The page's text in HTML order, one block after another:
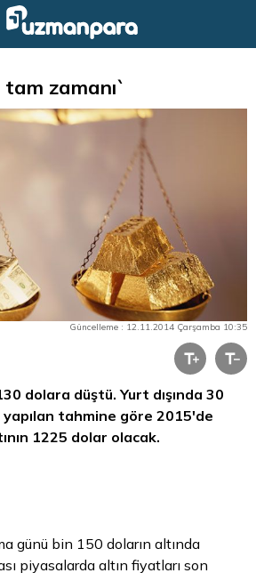
zamanı`
Güncelleme : 12.11.2014 Çarşamba 10:35
dolara düştü. Yurt dışında 30
yapılan tahmine göre 2015'de
1225 dolar olacak.
günü bin 150 doların altında
piyasalarda altın fiyatları son